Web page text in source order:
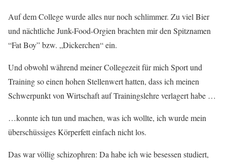
Auf dem College wurde alles nur noch schlimmer. Zu viel Bier
und nächtliche Junk-Food-Orgien brachten mir den Spitznamen
“Fat Boy” bzw. „Dickerchen“ ein.
Und obwohl während meiner Collegezeit für mich Sport und
Training so einen hohen Stellenwert hatten, dass ich meinen
Schwerpunkt von Wirtschaft auf Trainingslehre verlagert habe …
…konnte ich tun und machen, was ich wollte, ich wurde mein
überschüssiges Körperfett einfach nicht los.
Das war völlig schizophren: Da habe ich wie besessen studiert,